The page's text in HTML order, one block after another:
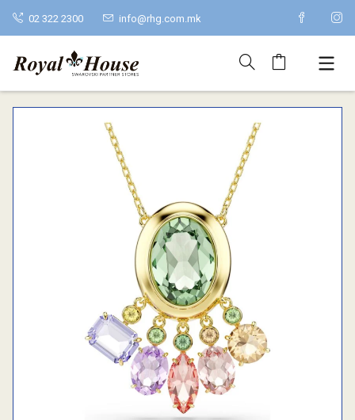
02 322 2300 info@rhg.com.mk